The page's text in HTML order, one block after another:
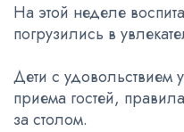
На этой неделе
погрузились в
Дети с удовольствием
приема гостей,
за столом.